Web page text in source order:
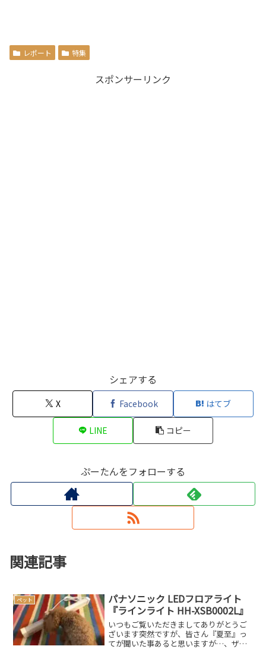
レポート 特集
スポンサーリンク
シェアする
X Facebook はてブ
LINE コピー
ぷーたんをフォローする
関連記事
ペット
パナソニック LEDフロアライト
『ラインライト HH-XSB0002L』
いつもご覧いただきましてありがとうご
ざいます突然ですが、皆さん『夏至』っ
てが聞いた事あると思いますが…、ザッ